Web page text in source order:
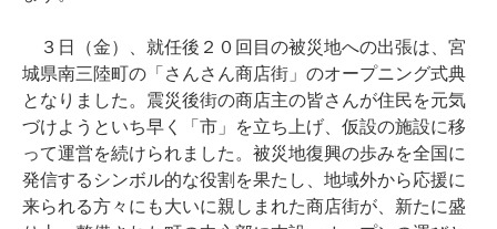
３日（金）、就任後２０回目の被災地への出張は、宮
城県南三陸町の「さんさん商店街」のオープニング式典
となりました。震災後街の商店主の皆さんが住民を元気
づけようといち早く「市」を立ち上げ、仮設の施設に移
って運営を続けられました。被災地復興の歩みを全国に
発信するシンボル的な役割を果たし、地域外から応援に
来られる方々にも大いに親しまれた商店街が、新たに盛